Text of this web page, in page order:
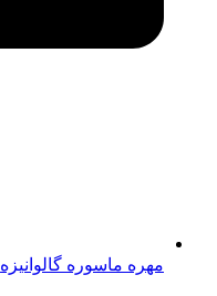
مهره ماسوره گالوانیزه